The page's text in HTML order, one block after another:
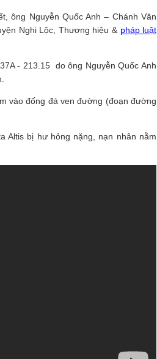
ông Nguyễn Quốc Anh – Chánh Văn
Nghi Lộc, Thương hiệu & pháp luật
- 213.15 do ông Nguyễn Quốc Anh
vào đống đá ven đường (đoạn đường
Altis bị hư hỏng nặng, nạn nhân nằm